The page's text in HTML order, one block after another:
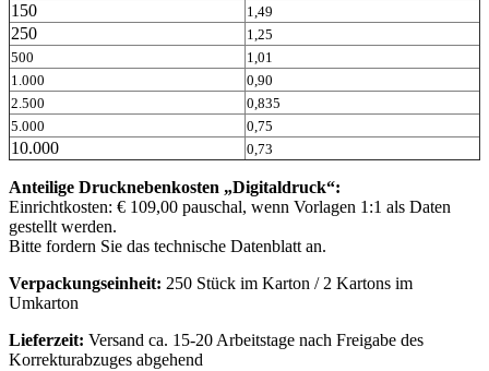
150 1,49
250
1,25
500
1,01
1.000
0,90
2.500
0,835
5.000
0,75
10.000 0,73
Anteilige Drucknebenkosten „Digitaldruck“:
Einrichtkosten: € 109,00 pauschal, wenn Vorlagen 1:1 als Daten
gestellt werden.
Bitte fordern Sie das technische Datenblatt an.
Verpackungseinheit: 250 Stück im Karton / 2 Kartons im
Umkarton
Lieferzeit: Versand ca. 15-20 Arbeitstage nach Freigabe des
Korrekturabzuges abgehend